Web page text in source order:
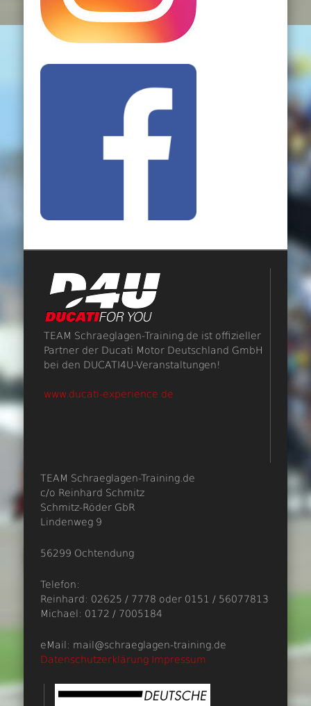
TEAM Schraeglagen-Training.de ist offizieller
Partner der Ducati Motor Deutschland GmbH
bei den DUCATI4U-Veranstaltungen!
www.ducati-experience.de
TEAM Schraeglagen-Training.de
c/o Reinhard Schmitz
Schmitz-Röder GbR
Lindenweg 9
56299 Ochtendung
Telefon:
Reinhard: 02625 / 7778 oder 0151 / 56077813
Michael: 0172 / 7005184
eMail: mail@schraeglagen-training.de
Datenschutzerklärung Impressum